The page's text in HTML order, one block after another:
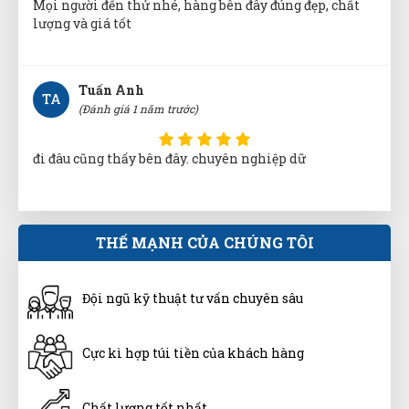
lượng và giá tốt
TA
Tuấn Anh
(Đánh giá 1 năm trước)
đi đâu cũng thấy bên đây. chuyên nghiệp dữ
Cao Văn Hùng
(Đánh giá 1 năm trước)
Sản phẩm đẹp mắt. Đúng gu mình nhé
HT
(Đánh giá 1 năm trước)
THẾ MẠNH CỦA CHÚNG TÔI
Đội ngũ kỹ thuật tư vấn chuyên sâu
Cực kì hợp túi tiền của khách hàng